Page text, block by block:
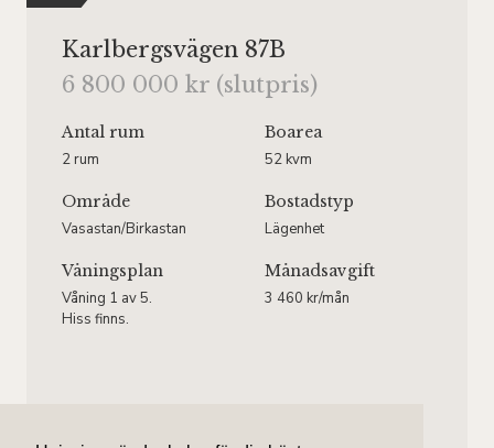
Karlbergsvägen 87B
6 800 000 kr (slutpris)
Antal rum
2 rum
Boarea
52 kvm
Område
Vasastan/Birkastan
Bostadstyp
Lägenhet
Våningsplan
Våning 1 av 5.
Hiss finns.
Månadsavgift
3 460 kr/mån